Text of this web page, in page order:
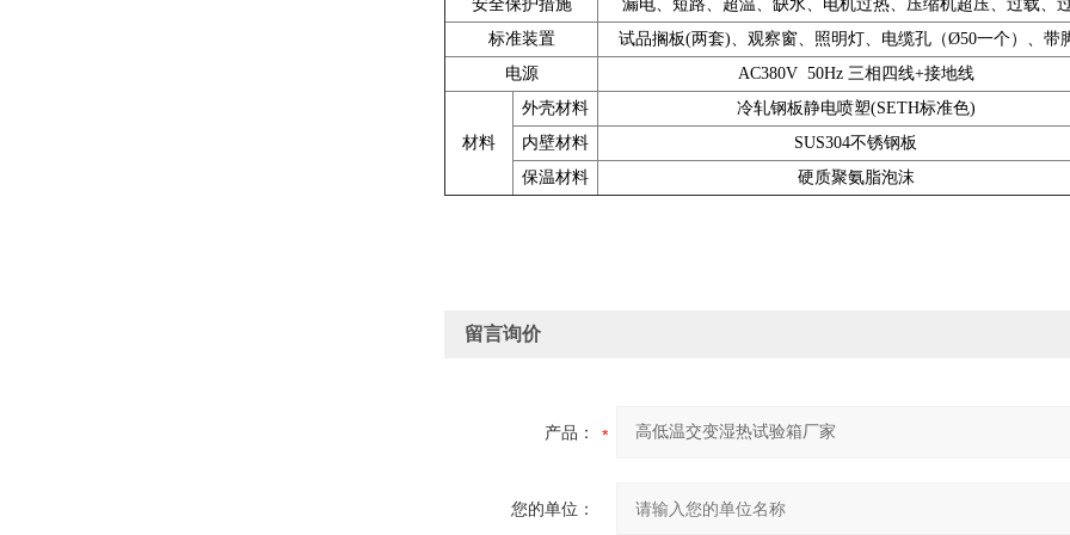
安全保护措施
漏电、短路、超温、缺水、电机过热、压缩机超压、过载、
标准装置
试品搁板(两套)、观察窗、照明灯、电缆孔（Ø50一个）、带
电源
AC380V 50Hz 三相四线+接地线
材料
外壳材料
冷轧钢板静电喷塑(SETH标准色)
内壁材料
SUS304不锈钢板
保温材料
硬质聚氨脂泡沫
留言询价
产品：
您的单位：